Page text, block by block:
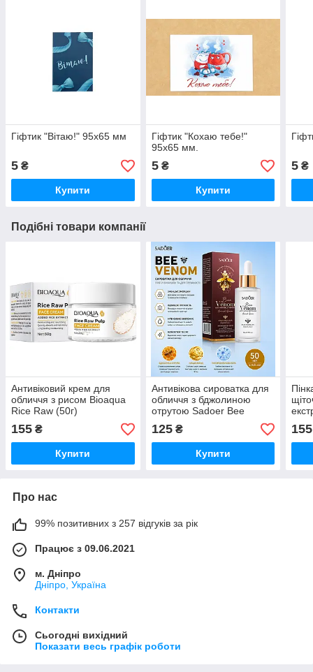
Гіфтик "Вітаю!" 95х65 мм
5 ₴
Купити
Гіфтик "Кохаю тебе!"
95х65 мм.
5₴
Купити
5 ₴
Подібні товари компанії
Антивіковий крем для
обличчя з рисом Bioaqua
Rice Raw (50г)
155 ₴
Купити
Антивікова сироватка для
обличчя з бджолиною
отрутою Sadoer Bee
Venom Anti-Wrinkle (50мл)
125₴
Купити
155
Про нас
99% позитивних з 257 відгуків за рік
Працює з 09.06.2021
м. Дніпро
Дніпро, Україна
Контакти
Сьогодні вихідний
Показати весь графік роботи